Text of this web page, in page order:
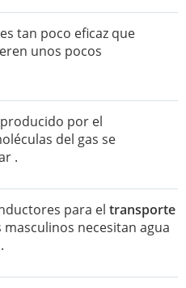
es tan poco eficaz que
unos pocos
por el
del gas se
.
para el transporte
necesitan agua